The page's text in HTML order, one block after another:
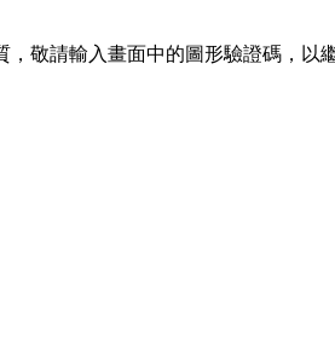
，敬請輸入畫面中的圖形驗證碼，以